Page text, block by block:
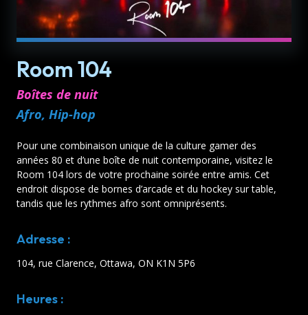
Room 104
Boîtes de nuit
Afro, Hip-hop
Pour une combinaison unique de la culture gamer des
années 80 et d’une boîte de nuit contemporaine, visitez le
Room 104 lors de votre prochaine soirée entre amis. Cet
endroit dispose de bornes d’arcade et du hockey sur table,
tandis que les rythmes afro sont omniprésents.
Adresse :
104, rue Clarence, Ottawa, ON K1N 5P6
Heures :